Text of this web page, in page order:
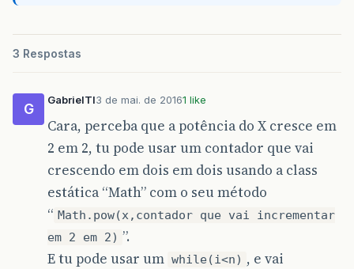
3 Respostas
G
GabrielTI3 de mai. de 20161 like
Cara, perceba que a potência do X cresce em
2 em 2, tu pode usar um contador que vai
crescendo em dois em dois usando a class
estática “Math” com o seu método
“ Math.pow(x,contador que vai incrementar
em 2 em 2) ”.
E tu pode usar um while(i<n) , e vai